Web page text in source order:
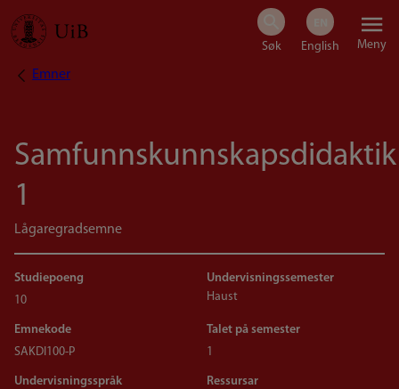
Hopp
Meny
Navigasjonssti
Emner
1
Lågaregradsemne
Studiepoeng
10
Undervisningssemester
Haust
Emnekode
SAKDI100-P
Talet på semester
1
Undervisningsspråk
Ressursar